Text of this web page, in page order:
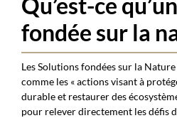
fondée sur la
Les Solutions fondées sur la
comme les « actions visant à
durable et restaurer des
pour relever directement les défis